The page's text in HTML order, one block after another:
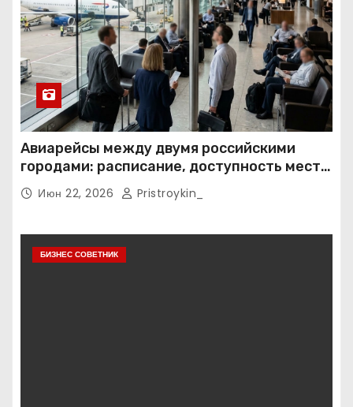
Авиарейсы между двумя российскими
городами: расписание, доступность мест и
тарифные условия
Июн 22, 2026 Pristroykin_
БИЗНЕС СОВЕТНИК